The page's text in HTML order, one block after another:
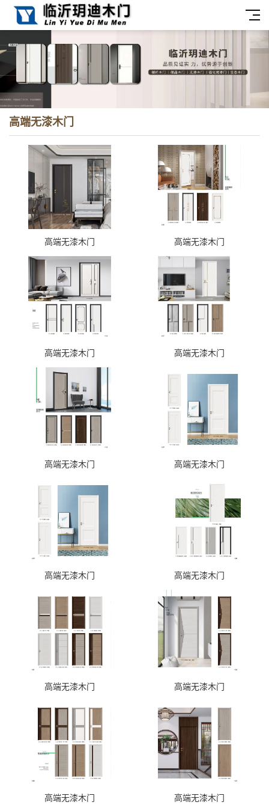
高端无漆木门
高端无漆木门 高端无漆木门
高端无漆木门 高端无漆木门
高端无漆木门 高端无漆木门
高端无漆木门 高端无漆木门
高端无漆木门 高端无漆木门
高端无漆木门 高端无漆木门